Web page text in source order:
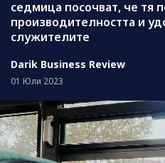
седмица посочват, че тя
производителността и
служителите
Darik Business Review
01 Юли 2023